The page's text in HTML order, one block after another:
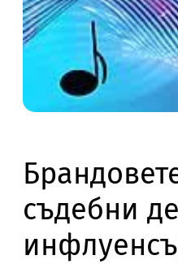
съдебни